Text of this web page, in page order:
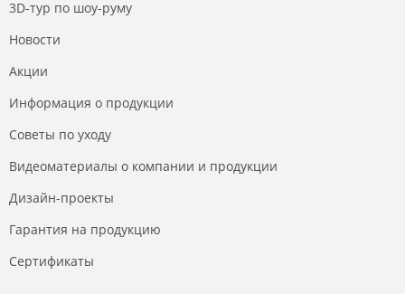
3D-тур по шоу-руму
Новости
Акции
Информация о продукции
Советы по уходу
Видеоматериалы о компании и продукции
Дизайн-проекты
Гарантия на продукцию
Сертификаты